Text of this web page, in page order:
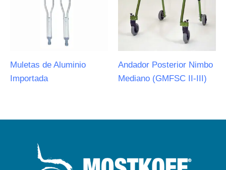
Muletas de Aluminio
Importada
Andador Posterior Nimbo
Mediano (GMFSC II-III)